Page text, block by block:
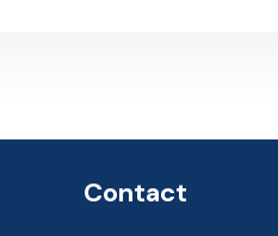
Contact